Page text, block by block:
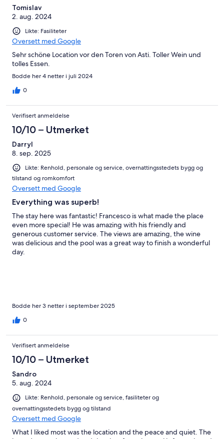
Tomislav
2. aug. 2024
Likte: Fasiliteter
Oversett med Google
Sehr schöne Location vor den Toren von Asti. Toller Wein und
tolles Essen.
Bodde her 4 netter i juli 2024
0
Verifisert anmeldelse
10/10 – Utmerket
Darryl
8. sep. 2025
Likte: Renhold, personale og service, overnattingsstedets bygg og
tilstand og romkomfort
Oversett med Google
Everything was superb!
The stay here was fantastic! Francesco is what made the place
even more special! He was amazing with his friendly and
generous customer service. The views are amazing, the wine
was delicious and the pool was a great way to finish a wonderful
day.
Bodde her 3 netter i september 2025
0
Verifisert anmeldelse
10/10 – Utmerket
Sandro
5. aug. 2024
Likte: Renhold, personale og service, fasiliteter og
overnattingsstedets bygg og tilstand
Oversett med Google
What I liked most was the location and the peace and quiet. The